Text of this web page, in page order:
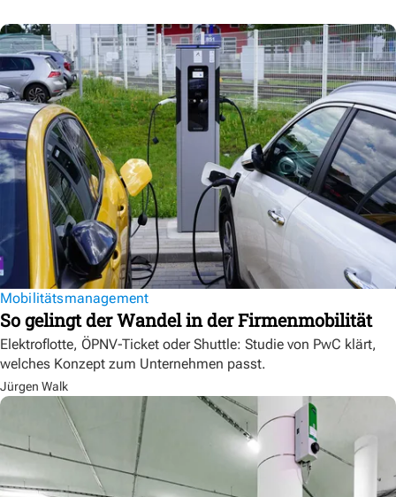
Mobilitätsmanagement
So gelingt der Wandel in der Firmenmobilität
Elektroflotte, ÖPNV-Ticket oder Shuttle: Studie von PwC klärt,
welches Konzept zum Unternehmen passt.
Jürgen Walk